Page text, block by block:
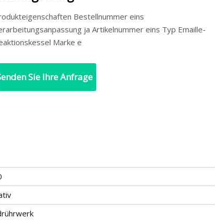
Bestellnummer eins
ja Artikelnummer eins Typ Emaille-
Marke e
Sie Ihre Anfrage